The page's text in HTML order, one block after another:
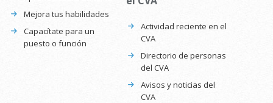
Mejora tus habilidades
Capacítate para un
puesto o función
Actividad reciente en el
CVA
Directorio de personas
del CVA
Avisos y noticias del
CVA